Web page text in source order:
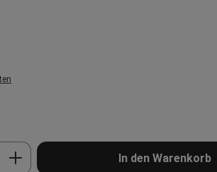
den gewünschten Wert
In den Warenkorb